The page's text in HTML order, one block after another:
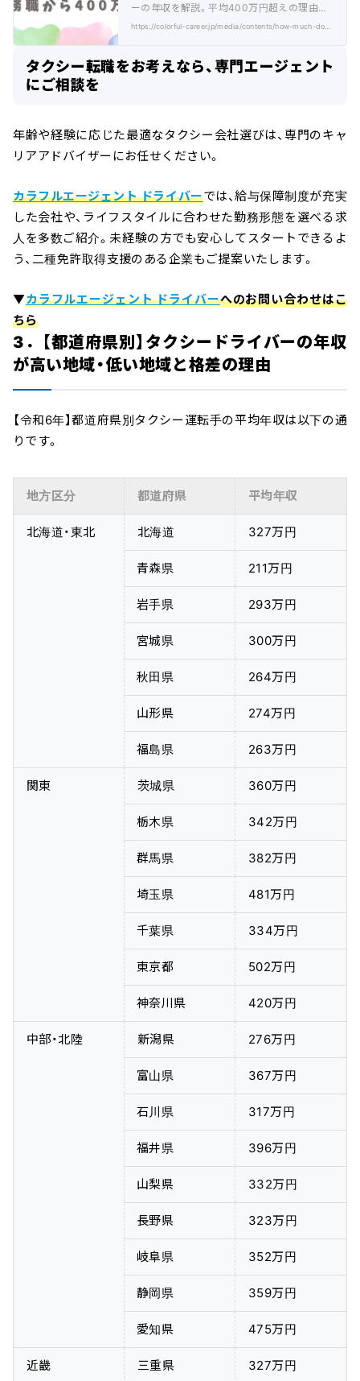
ーの年収を解説。平均400万円超えの理由や、
事務職から未経験で稼げる戦略などを紹介。
タクシー転職をお考えなら、専門エージェント
にご相談を
年齢や経験に応じた最適なタクシー会社選びは、専門のキャ
リアアドバイザーにお任せください。
カラフルエージェント ドライバーでは、給与保障制度が充実
した会社や、ライフスタイルに合わせた勤務形態を選べる求
人を多数ご紹介。未経験の方でも安心してスタートできるよ
う、二種免許取得支援のある企業もご提案いたします。
▼カラフルエージェント ドライバーへのお問い合わせはこ
ちら
3．【都道府県別】タクシードライバーの年収
が高い地域・低い地域と格差の理由
【令和6年】都道府県別タクシー運転手の平均年収は以下の通
りです。
地方区分 都道府県 平均年収
北海道・東北 北海道 327万円
青森県 211万円
岩手県 293万円
宮城県 300万円
秋田県 264万円
山形県 274万円
福島県 263万円
関東 茨城県 360万円
栃木県 342万円
群馬県 382万円
埼玉県 481万円
千葉県 334万円
東京都 502万円
神奈川県 420万円
中部・北陸 新潟県 276万円
富山県 367万円
石川県 317万円
福井県 396万円
山梨県 332万円
長野県 323万円
岐阜県 352万円
静岡県 359万円
愛知県 475万円
近畿 三重県 327万円